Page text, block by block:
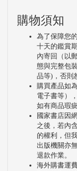
購物須知
為了保障您
十天的鑑賞
內寄回（以
態與完整包
品等)，否則
購買產品如
電子書等）
如有商品瑕
國家書店因
之後，若內
的權利，但
出版機關亦
退款作業。
海外購書運